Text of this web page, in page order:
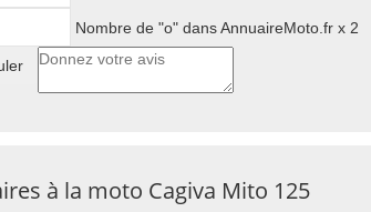
Nombre de "o" dans AnnuaireMoto.fr x 2
à la moto Cagiva Mito 125